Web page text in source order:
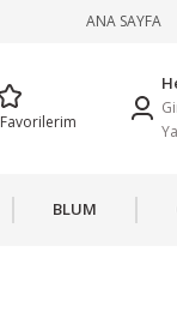
ANA SAYFA
Favorilerim
BLUM